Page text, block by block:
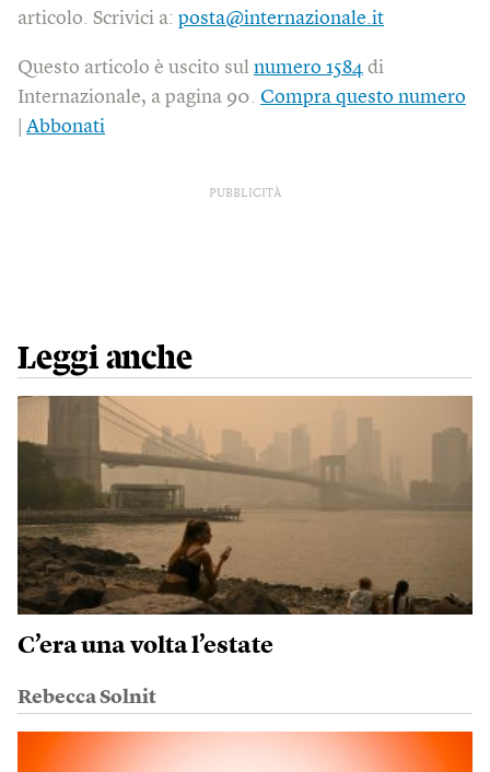
articolo. Scrivici a: posta@internazionale.it
Questo articolo è uscito sul numero 1584 di
Internazionale, a pagina 90. Compra questo numero
Abbonati
PUBBLICITÀ
Leggi anche
C’era una volta l’estate
Rebecca Solnit